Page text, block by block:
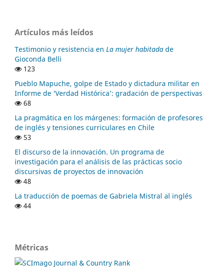
Artículos más leídos
Testimonio y resistencia en La mujer habitada de
Gioconda Belli
123
Pueblo Mapuche, golpe de Estado y dictadura militar en
Informe de ‘Verdad Histórica’: gradación de perspectivas
68
La pragmática en los márgenes: formación de profesores
de inglés y tensiones curriculares en Chile
53
El discurso de la innovación. Un programa de
investigación para el análisis de las prácticas socio
discursivas de proyectos de innovación
48
La traducción de poemas de Gabriela Mistral al inglés
44
Métricas